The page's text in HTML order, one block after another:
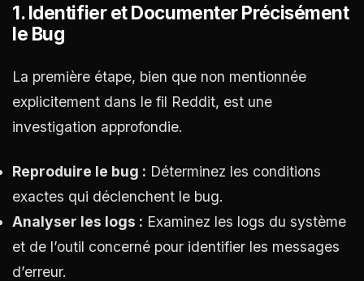
1. Identifier et Documenter Précisément
le Bug
La première étape, bien que non mentionnée
explicitement dans le fil Reddit, est une
investigation approfondie.
Reproduire le bug : Déterminez les conditions
exactes qui déclenchent le bug.
Analyser les logs : Examinez les logs du système
et de l’outil concerné pour identifier les messages
d’erreur.